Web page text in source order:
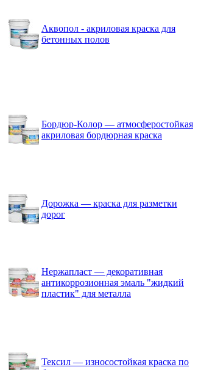
Аквопол - акриловая краска для
бетонных полов
Бордюр-Колор — атмосферостойкая
акриловая бордюрная краска
Дорожка — краска для разметки
дорог
Нержапласт — декоративная
антикоррозионная эмаль "жидкий
пластик" для металла
Тексил — износостойкая краска по